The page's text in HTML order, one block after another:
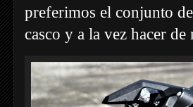
preferimos el conjunto
casco y a la vez hacer